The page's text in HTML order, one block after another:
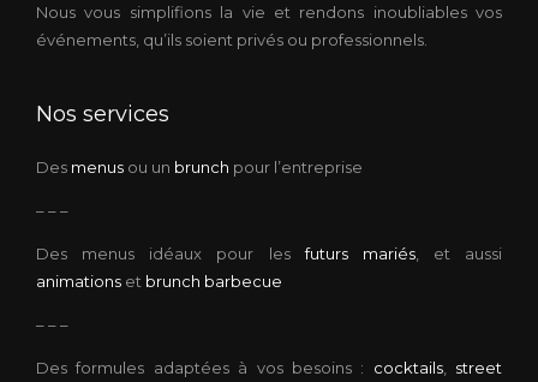
Nous vous simplifions la vie et rendons inoubliables vos
événements, qu’ils soient privés ou professionnels.
Nos services
Des menus ou un brunch pour l’entreprise
– – –
Des menus idéaux pour lesfuturs mariés, et aussi
animations et brunch barbecue
– – –
Des formules adaptées à vos besoins : cocktails, street